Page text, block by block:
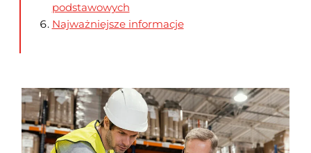
podstawowych
Najważniejsze informacje